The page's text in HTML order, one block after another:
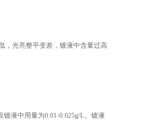
，光亮整平变差，镀液中含量过高
镀液中用量为0.01-0.025g/L。镀液